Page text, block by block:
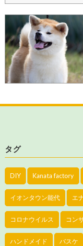
タグ
DIY Kanata factory
イオンタウン能代 エ
コロナウイルス コン
ハンドメイド バスケ